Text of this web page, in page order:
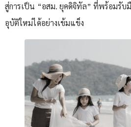
สู่การเป็น “อสม. ยุคดิจิทัล” ที่พร้อมรับ
อุบัติใหม่ได้อย่างเข้มแข็ง